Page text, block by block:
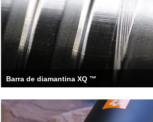
Barra de diamantina XQ ™
inverso autoblocante en los hilos y simétrico